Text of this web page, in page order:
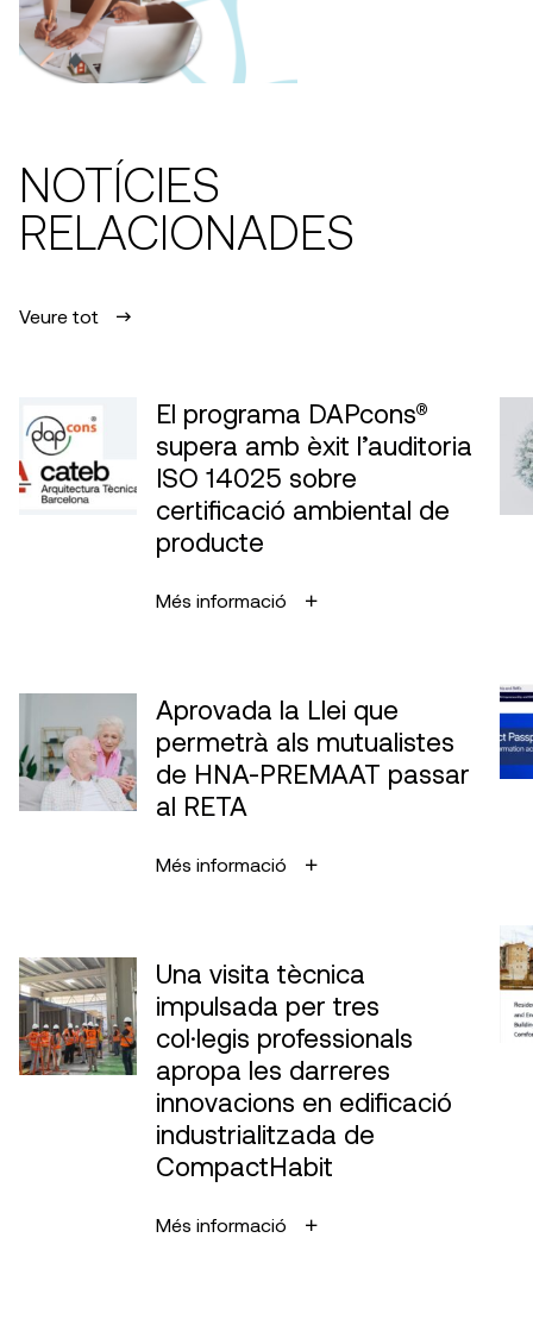
NOTÍCIES
RELACIONADES
Veure tot
El programa DAPcons®
supera amb èxit l’auditoria
ISO 14025 sobre
certificació ambiental de
producte
Més informació
Aprovada la Llei que
permetrà als mutualistes
de HNA-PREMAAT passar
al RETA
Més informació
Una visita tècnica
impulsada per tres
col·legis professionals
apropa les darreres
innovacions en edificació
industrialitzada de
CompactHabit
Més informació